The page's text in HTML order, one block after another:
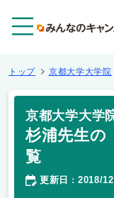
トップ 京都大学大学院
京都大学大学
杉浦先生の
覧
更新日 ： 2018/